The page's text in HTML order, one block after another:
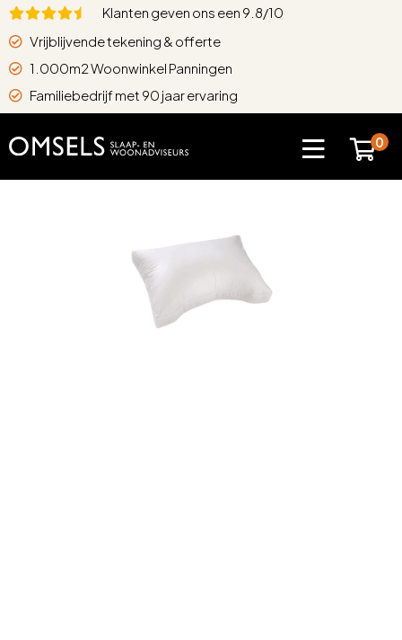
Klanten geven ons een 9.8/10
Vrijblijvende tekening & offerte
1.000m2 Woonwinkel Panningen
Familiebedrijf met 90 jaar ervaring
0